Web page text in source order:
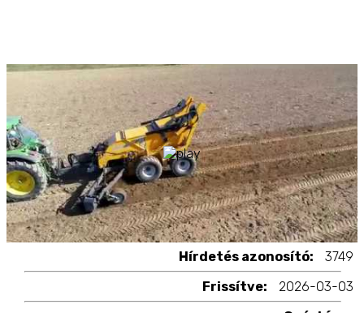
Hírdetés azonosító:
3749
Frissítve:
2026-03-03